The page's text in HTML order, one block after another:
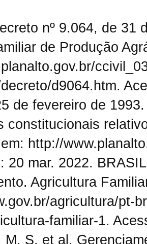
nº 9.064, de 31
de Produção
d9064.htm.
de fevereiro de
constitucionais
http://
20 mar. 2022.
Agricultura
agricultura/pt-
familiar-1.
M. S. et al.